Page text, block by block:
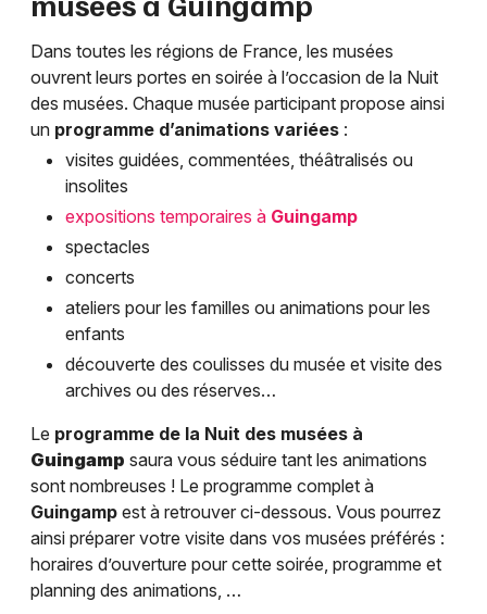
Dans toutes les régions de France, les musées
ouvrent leurs portes en soirée à l’occasion de la Nuit
des musées. Chaque musée participant propose ainsi
un programme d’animations variées :
visites guidées, commentées, théâtralisés ou
insolites
expositions temporaires à Guingamp
spectacles
concerts
ateliers pour les familles ou animations pour les
enfants
découverte des coulisses du musée et visite des
archives ou des réserves…
Le programme de la Nuit des musées à
Guingamp saura vous séduire tant les animations
sont nombreuses ! Le programme complet à
Guingamp est à retrouver ci-dessous. Vous pourrez
ainsi préparer votre visite dans vos musées préférés :
horaires d’ouverture pour cette soirée, programme et
planning des animations, …